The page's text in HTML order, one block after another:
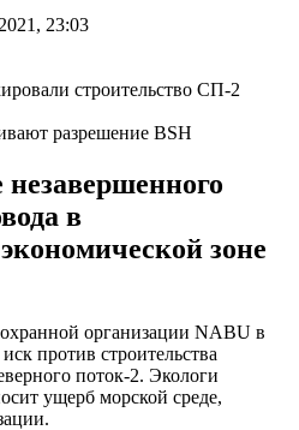
23:03
разрешение BSH
в
зоне
организации NABU в
против строительства
поток-2. Экологи
ущерб морской среде,